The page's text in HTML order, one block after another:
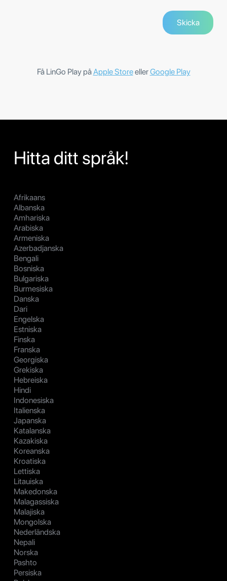
Få LinGo Play påApple StoreellerGoogle Play
Hitta ditt språk!
Afrikaans
Albanska
Amhariska
Arabiska
Armeniska
Azerbadjanska
Bengali
Bosniska
Bulgariska
Burmesiska
Danska
Dari
Engelska
Estniska
Finska
Franska
Georgiska
Grekiska
Hebreiska
Hindi
Indonesiska
Italienska
Japanska
Katalanska
Kazakiska
Koreanska
Kroatiska
Lettiska
Litauiska
Makedonska
Malagassiska
Malajiska
Mongolska
Nederländska
Nepali
Norska
Pashto
Persiska